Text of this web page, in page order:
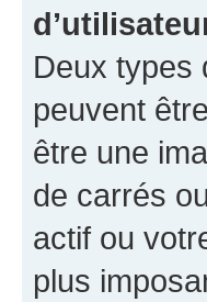
Deux types
peuvent
être une
de carrés
actif ou
plus